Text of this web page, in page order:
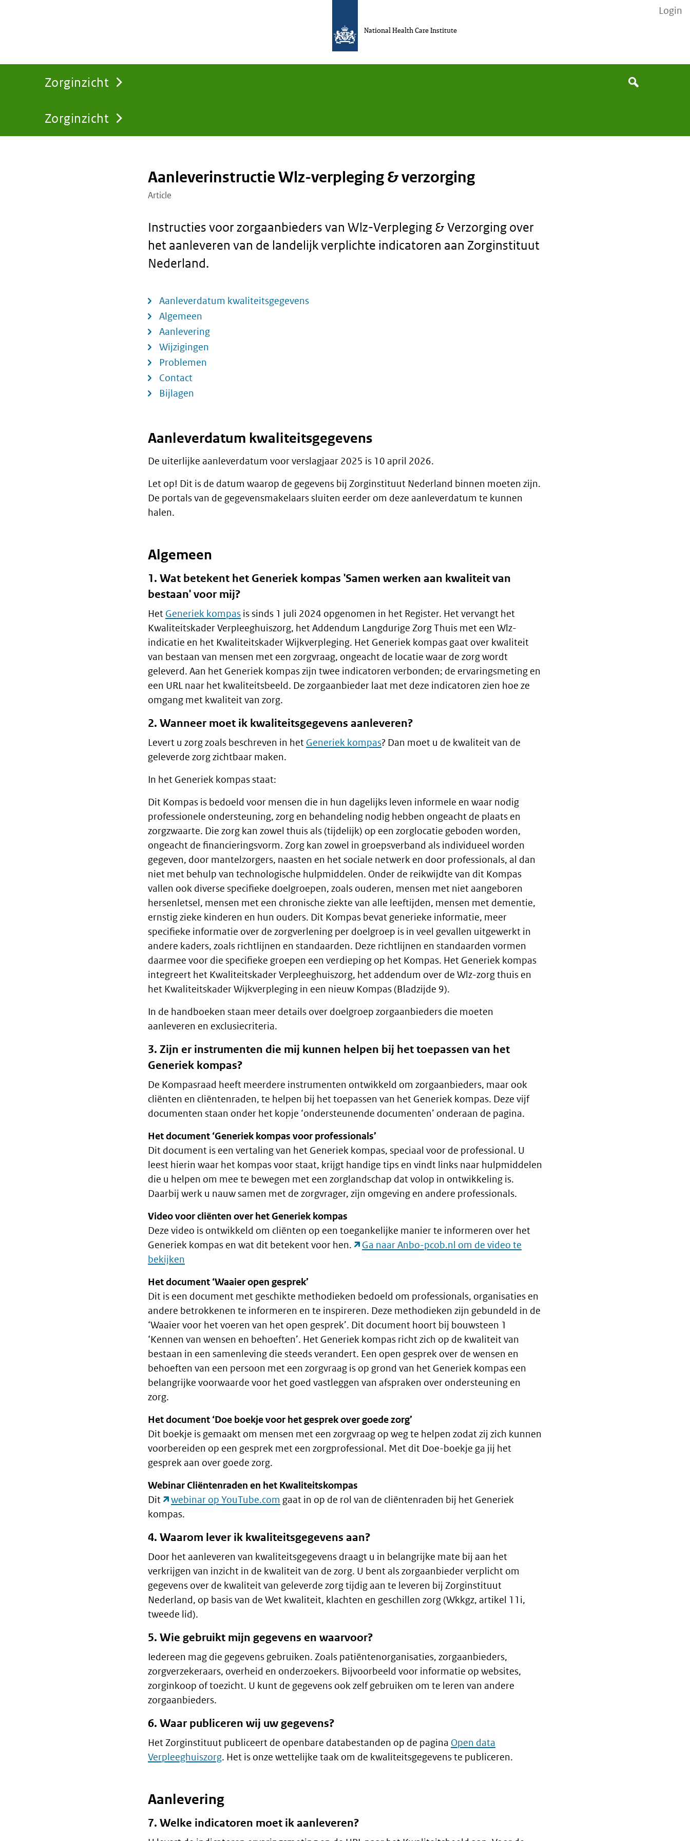
Zorginzicht
You
Zorginzicht
Search
National Health Care Institute
Login
Aanleverinstructie Wlz-verpleging & verzorging
Article
Instructies voor zorgaanbieders van Wlz-Verpleging & Verzorging over
het aanleveren van de landelijk verplichte indicatoren aan Zorginstituut
Nederland.
Aanleverdatum kwaliteitsgegevens
Algemeen
Aanlevering
Wijzigingen
Problemen
Contact
Bijlagen
Aanleverdatum kwaliteitsgegevens
De uiterlijke aanleverdatum voor verslagjaar 2025 is 10 april 2026.
Let op! Dit is de datum waarop de gegevens bij Zorginstituut Nederland binnen moeten zijn.
De portals van de gegevensmakelaars sluiten eerder om deze aanleverdatum te kunnen
halen.
Algemeen
1. Wat betekent het Generiek kompas 'Samen werken aan kwaliteit van
bestaan' voor mij?
Het Generiek kompas is sinds 1 juli 2024 opgenomen in het Register. Het vervangt het
Kwaliteitskader Verpleeghuiszorg, het Addendum Langdurige Zorg Thuis met een Wlz-
indicatie en het Kwaliteitskader Wijkverpleging. Het Generiek kompas gaat over kwaliteit
van bestaan van mensen met een zorgvraag, ongeacht de locatie waar de zorg wordt
geleverd. Aan het Generiek kompas zijn twee indicatoren verbonden; de ervaringsmeting en
een URL naar het kwaliteitsbeeld. De zorgaanbieder laat met deze indicatoren zien hoe ze
omgang met kwaliteit van zorg.
2. Wanneer moet ik kwaliteitsgegevens aanleveren?
Levert u zorg zoals beschreven in het Generiek kompas? Dan moet u de kwaliteit van de
geleverde zorg zichtbaar maken.
In het Generiek kompas staat:
Dit Kompas is bedoeld voor mensen die in hun dagelijks leven informele en waar nodig
professionele ondersteuning, zorg en behandeling nodig hebben ongeacht de plaats en
zorgzwaarte. Die zorg kan zowel thuis als (tijdelijk) op een zorglocatie geboden worden,
ongeacht de financieringsvorm. Zorg kan zowel in groepsverband als individueel worden
gegeven, door mantelzorgers, naasten en het sociale netwerk en door professionals, al dan
niet met behulp van technologische hulpmiddelen. Onder de reikwijdte van dit Kompas
vallen ook diverse specifieke doelgroepen, zoals ouderen, mensen met niet aangeboren
hersenletsel, mensen met een chronische ziekte van alle leeftijden, mensen met dementie,
ernstig zieke kinderen en hun ouders. Dit Kompas bevat generieke informatie, meer
specifieke informatie over de zorgverlening per doelgroep is in veel gevallen uitgewerkt in
andere kaders, zoals richtlijnen en standaarden. Deze richtlijnen en standaarden vormen
daarmee voor die specifieke groepen een verdieping op het Kompas. Het Generiek kompas
integreert het Kwaliteitskader Verpleeghuiszorg, het addendum over de Wlz-zorg thuis en
het Kwaliteitskader Wijkverpleging in een nieuw Kompas (Bladzijde 9).
In de handboeken staan meer details over doelgroep zorgaanbieders die moeten
aanleveren en exclusiecriteria.
3. Zijn er instrumenten die mij kunnen helpen bij het toepassen van het
Generiek kompas?
De Kompasraad heeft meerdere instrumenten ontwikkeld om zorgaanbieders, maar ook
cliënten en cliëntenraden, te helpen bij het toepassen van het Generiek kompas. Deze vijf
documenten staan onder het kopje ‘ondersteunende documenten’ onderaan de pagina.
Het document ‘Generiek kompas voor professionals’
Dit document is een vertaling van het Generiek kompas, speciaal voor de professional. U
leest hierin waar het kompas voor staat, krijgt handige tips en vindt links naar hulpmiddelen
die u helpen om mee te bewegen met een zorglandschap dat volop in ontwikkeling is.
Daarbij werk u nauw samen met de zorgvrager, zijn omgeving en andere professionals.
Video voor cliënten over het Generiek kompas
Deze video is ontwikkeld om cliënten op een toegankelijke manier te informeren over het
Generiek kompas en wat dit betekent voor hen.
Ga naar Anbo-pcob.nl om de video te
bekijken
Het document ‘Waaier open gesprek’
Dit is een document met geschikte methodieken bedoeld om professionals, organisaties en
andere betrokkenen te informeren en te inspireren. Deze methodieken zijn gebundeld in de
‘Waaier voor het voeren van het open gesprek’. Dit document hoort bij bouwsteen 1
‘Kennen van wensen en behoeften’. Het Generiek kompas richt zich op de kwaliteit van
bestaan in een samenleving die steeds verandert. Een open gesprek over de wensen en
behoeften van een persoon met een zorgvraag is op grond van het Generiek kompas een
belangrijke voorwaarde voor het goed vastleggen van afspraken over ondersteuning en
zorg.
Het document ‘Doe boekje voor het gesprek over goede zorg’
Dit boekje is gemaakt om mensen met een zorgvraag op weg te helpen zodat zij zich kunnen
voorbereiden op een gesprek met een zorgprofessional. Met dit Doe-boekje ga jij het
gesprek aan over goede zorg.
Webinar Cliëntenraden en het Kwaliteitskompas
Dit
webinar op YouTube.com gaat in op de rol van de cliëntenraden bij het Generiek
kompas.
4. Waarom lever ik kwaliteitsgegevens aan?
Door het aanleveren van kwaliteitsgegevens draagt u in belangrijke mate bij aan het
verkrijgen van inzicht in de kwaliteit van de zorg. U bent als zorgaanbieder verplicht om
gegevens over de kwaliteit van geleverde zorg tijdig aan te leveren bij Zorginstituut
Nederland, op basis van de Wet kwaliteit, klachten en geschillen zorg (Wkkgz, artikel 11i,
tweede lid).
5. Wie gebruikt mijn gegevens en waarvoor?
Iedereen mag die gegevens gebruiken. Zoals patiëntenorganisaties, zorgaanbieders,
zorgverzekeraars, overheid en onderzoekers. Bijvoorbeeld voor informatie op websites,
zorginkoop of toezicht. U kunt de gegevens ook zelf gebruiken om te leren van andere
zorgaanbieders.
6. Waar publiceren wij uw gegevens?
Het Zorginstituut publiceert de openbare databestanden op de pagina Open data
Verpleeghuiszorg. Het is onze wettelijke taak om de kwaliteitsgegevens te publiceren.
Aanlevering
7. Welke indicatoren moet ik aanleveren?